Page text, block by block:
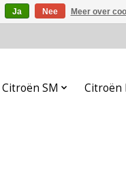
Citroën SM Citroën
Ja Nee Meer over